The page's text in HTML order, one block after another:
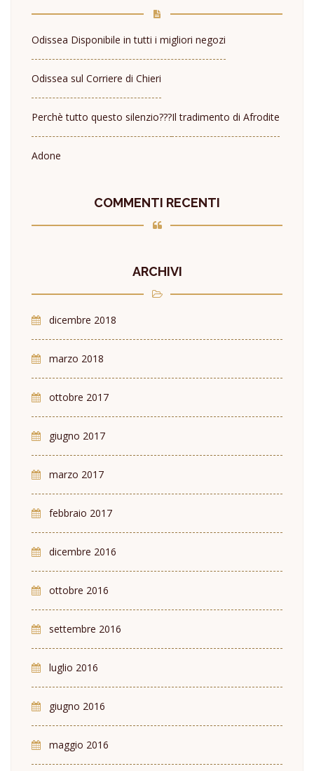
Odissea Disponibile in tutti i migliori negozi
Odissea sul Corriere di Chieri
Perchè tutto questo silenzio???Il tradimento di Afrodite
Adone
COMMENTI RECENTI
ARCHIVI
dicembre 2018
marzo 2018
ottobre 2017
giugno 2017
marzo 2017
febbraio 2017
dicembre 2016
ottobre 2016
settembre 2016
luglio 2016
giugno 2016
maggio 2016